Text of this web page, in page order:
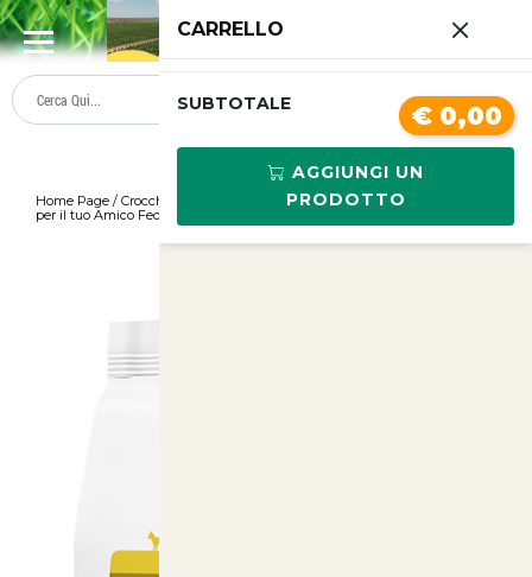
Home Page / Crocchette Monge Adult 12kg Superpremium Pollo e Riso
per il tuo Amico Fedele
CARRELLO
SUBTOTALE € 0,00
AGGIUNGI UN
PRODOTTO